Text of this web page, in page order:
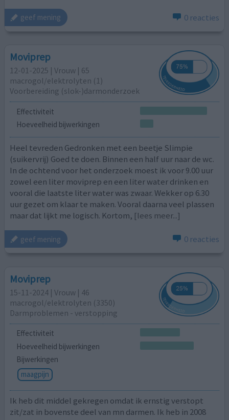
geef mening 0 reacties
Moviprep
12-01-2025 | Vrouw | 65
macrogol/elektrolyten (1)
Voorbereiding (slok-)darmonderzoek
Effectiviteit
Hoeveelheid bijwerkingen
Heel tevreden Gedronken met een beetje Slimpie
(suikervrij) Goed te doen. Binnen een half uur naar de wc.
In de ochtend voor het onderzoek moest ik voor 9.00 uur
zowel een liter moviprep en een liter water drinken en
vooral die laatste liter water was zwaar. Wekker op 6.30
uur gezet om klaar te maken. Vooral daarna veel plassen
maar dat lijkt me logisch. Kortom, [lees meer...]
geef mening 0 reacties
Moviprep
15-11-2024 | Vrouw | 46
macrogol/elektrolyten (3350)
Darmproblemen - verstopping
Effectiviteit
Hoeveelheid bijwerkingen
Bijwerkingen
maagpijn
Ik heb dit middel gekregen omdat ik ernstig verstopt
zit/zat in bovenste deel van mn darmen. Ik heb in 2008